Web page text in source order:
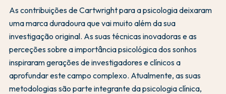
As contribuições de Cartwright para a psicologia deixaram
uma marca duradoura que vai muito além da sua
investigação original. As suas técnicas inovadoras e as
perceções sobre a importância psicológica dos sonhos
inspiraram gerações de investigadores e clínicos a
aprofundar este campo complexo. Atualmente, as suas
metodologias são parte integrante da psicologia clínica,